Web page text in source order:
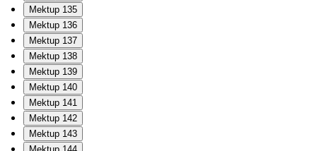
Mektup 135
Mektup 136
Mektup 137
Mektup 138
Mektup 139
Mektup 140
Mektup 141
Mektup 142
Mektup 143